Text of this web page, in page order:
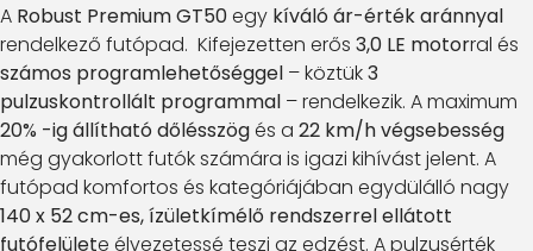
A Robust Premium GT50egy kíváló ár-érték aránnyal
rendelkező futópad. Kifejezetten erős 3,0 LE motorral és
számos programlehetőséggel – köztük3
pulzuskontrollált programmal – rendelkezik. A maximum
20% -ig állítható dőlésszögés a 22 km/h végsebesség
még gyakorlott futók számára is igazi kihívást jelent. A
futópad komfortos és kategóriájában egydülálló nagy
140 x 52 cm-es, ízületkímélő rendszerrel ellátott
futófelülete élvezetessé teszi az edzést. A pulzusérték